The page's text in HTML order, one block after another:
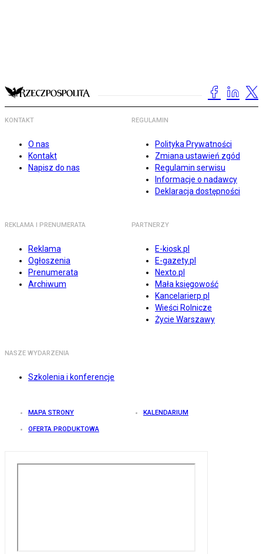
KONTAKT
O nas
Kontakt
Napisz do nas
REGULAMIN
Polityka Prywatności
Zmiana ustawień zgód
Regulamin serwisu
Informacje o nadawcy
Deklaracja dostępności
REKLAMA I PRENUMERATA
Reklama
Ogłoszenia
Prenumerata
Archiwum
PARTNERZY
E-kiosk.pl
E-gazety.pl
Nexto.pl
Mała księgowość
Kancelarierp.pl
Wieści Rolnicze
Życie Warszawy
NASZE WYDARZENIA
Szkolenia i konferencje
MAPA STRONY KALENDARIUM
OFERTA PRODUKTOWA